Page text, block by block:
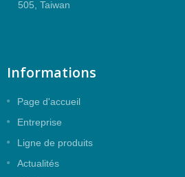
505, Taiwan
Informations
Page d'accueil
Entreprise
Ligne de produits
Actualités